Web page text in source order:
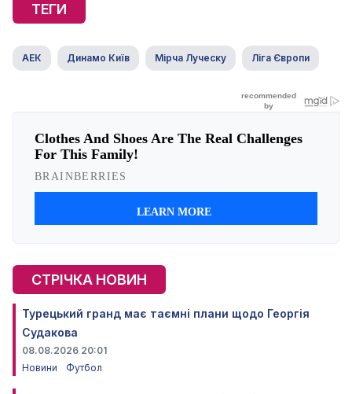
ТЕГИ
АЕК Динамо Київ Мірча Луческу Ліга Європи
СТРІЧКА НОВИН
Турецький гранд має таємні плани щодо Георгія
Судакова
08.08.2026 20:01
Новини
Футбол